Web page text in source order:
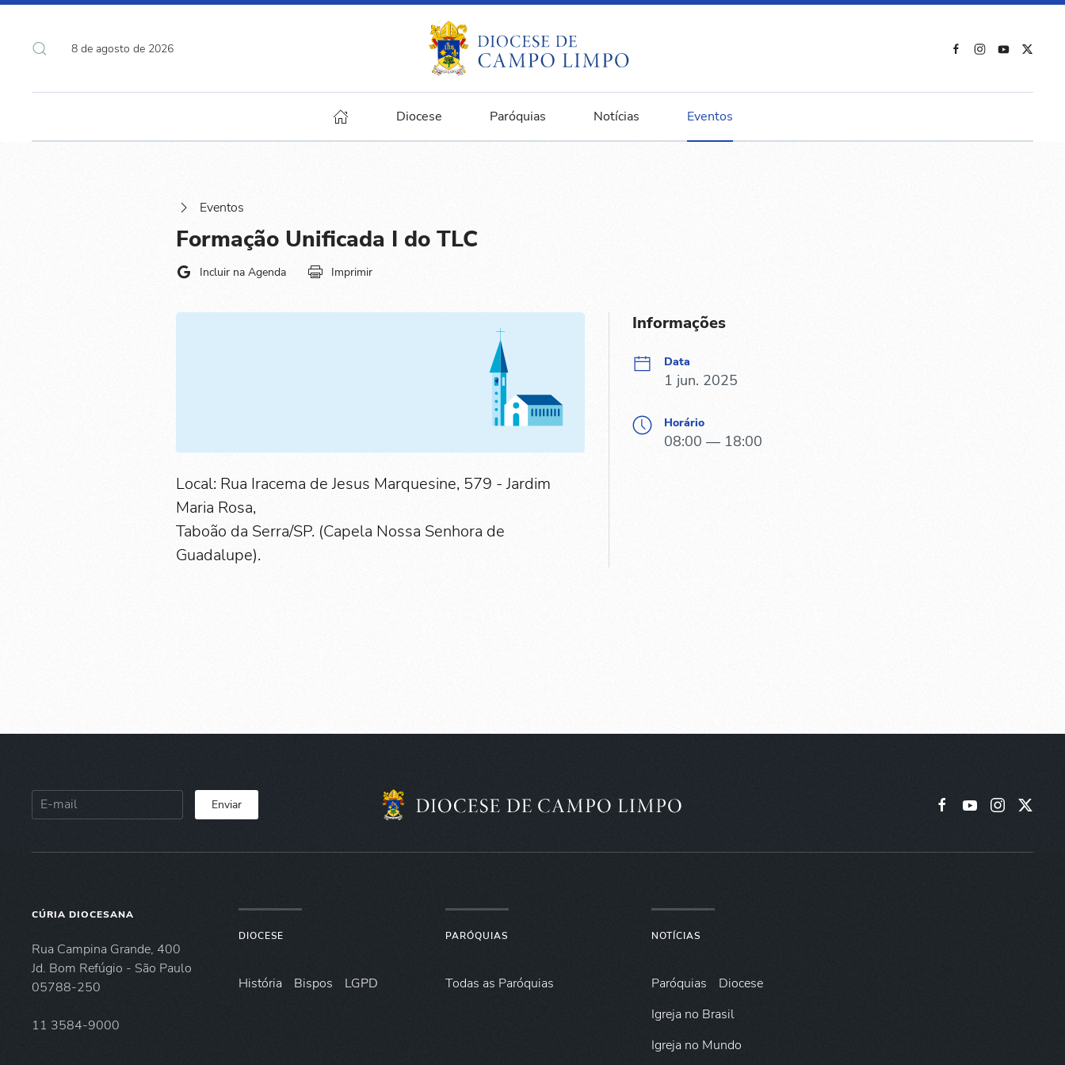
8 de agosto de 2026
Diocese Paróquias Notícias Eventos
Eventos
Formação Unificada I do TLC
Incluir na Agenda Imprimir
Local: Rua Iracema de Jesus Marquesine, 579 - Jardim
Maria Rosa,
Taboão da Serra/SP. (Capela Nossa Senhora de
Guadalupe).
Informações
Data
1 jun. 2025
Horário
08:00 — 18:00
Enviar
CÚRIA DIOCESANA
Rua Campina Grande, 400
Jd. Bom Refúgio - São Paulo
05788-250
11 3584-9000
DIOCESE
História Bispos LGPD
PARÓQUIAS
Todas as Paróquias
NOTÍCIAS
Paróquias
Diocese
Igreja no Brasil
Igreja no Mundo